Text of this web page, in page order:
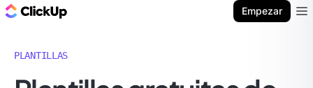
Empezar
PLANTILLAS